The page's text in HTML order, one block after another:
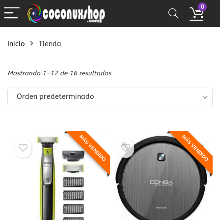
0
Inicio Tienda
Mostrando 1–12 de 16 resultados
Orden predeterminado
MÁS VENDIDO MÁS VENDIDO